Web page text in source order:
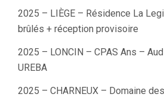
2025 – LIÈGE – Résidence La
brûlés + réception provisoire
2025 – LONCIN – CPAS Ans –
UREBA
2025 – CHARNEUX – Domaine